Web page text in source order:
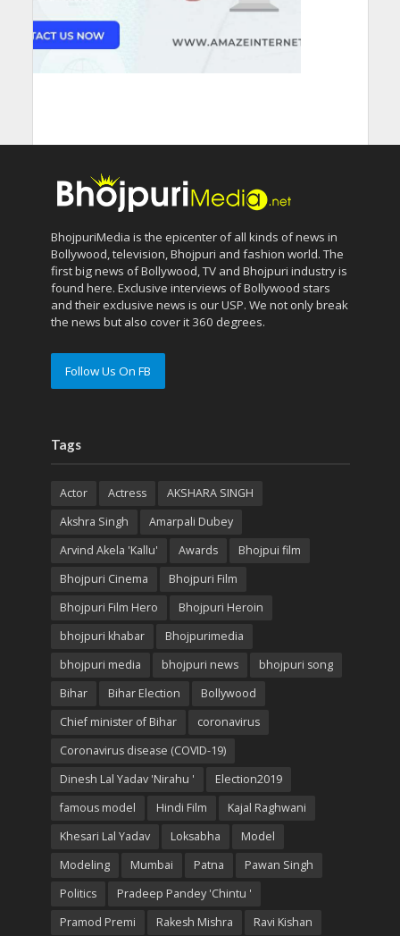
BhojpuriMedia is the epicenter of all kinds of news in
Bollywood, television, Bhojpuri and fashion world. The
first big news of Bollywood, TV and Bhojpuri industry is
found here. Exclusive interviews of Bollywood stars
and their exclusive news is our USP. We not only break
the news but also cover it 360 degrees.
Follow Us On FB
Tags
Actor Actress
AKSHARA SINGH
Akshra Singh
Amarpali Dubey
Arvind Akela 'Kallu'
Awards
Bhojpui film
Bhojpuri Cinema
Bhojpuri Film
Bhojpuri Film Hero
Bhojpuri Heroin
bhojpuri khabar
Bhojpurimedia
bhojpuri media
bhojpuri news
bhojpuri song
Bihar
Bihar Election
Bollywood
Chief minister of Bihar
coronavirus
Coronavirus disease (COVID-19)
Dinesh Lal Yadav 'Nirahu '
Election2019
famous model
Hindi Film
Kajal Raghwani
Khesari Lal Yadav
Loksabha
Model
Modeling
Mumbai Patna
Pawan Singh
Politics
Pradeep Pandey 'Chintu '
Pramod Premi
Rakesh Mishra Ravi Kishan